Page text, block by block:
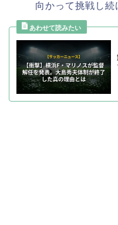
向かって挑戦し続